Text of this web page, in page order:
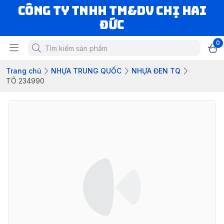
CÔNG TY TNHH TM&DV CHỊ HAI
ĐỨC
0
Trang chủ NHỰA TRUNG QUỐC
NHỰA ĐEN TQ
TÔ 234990